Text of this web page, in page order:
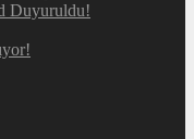
Duyuruldu!